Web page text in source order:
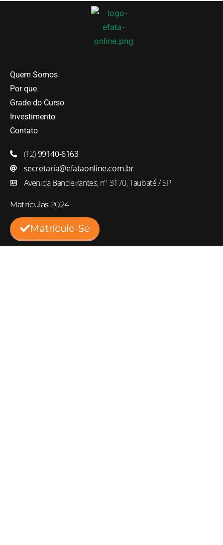
Quem Somos
Por que
Grade do Curso
Investimento
Contato
(12)99140-6163
secretaria@efataonline.com.br
Avenida Bandeirantes, n° 3170, Taubaté / SP
Matrículas 2024
Matrícule-Se